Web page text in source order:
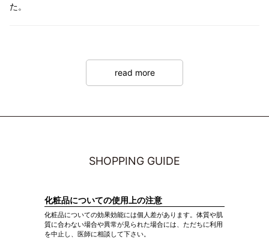
た。
read more
SHOPPING GUIDE
化粧品についての使用上の注意
化粧品についての効果効能には個人差があります。体質や肌
質に合わない場合や異常が見られた場合には、ただちに利用
を中止し、医師に相談して下さい。